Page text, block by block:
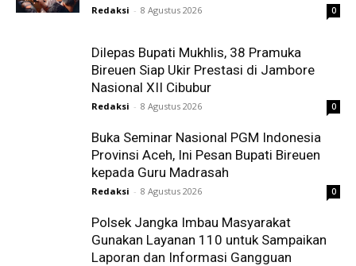
Redaksi - 8 Agustus 2026 0
Dilepas Bupati Mukhlis, 38 Pramuka
Bireuen Siap Ukir Prestasi di Jambore
Nasional XII Cibubur
Redaksi - 8 Agustus 2026 0
Buka Seminar Nasional PGM Indonesia
Provinsi Aceh, Ini Pesan Bupati Bireuen
kepada Guru Madrasah
Redaksi - 8 Agustus 2026 0
Polsek Jangka Imbau Masyarakat
Gunakan Layanan 110 untuk Sampaikan
Laporan dan Informasi Gangguan